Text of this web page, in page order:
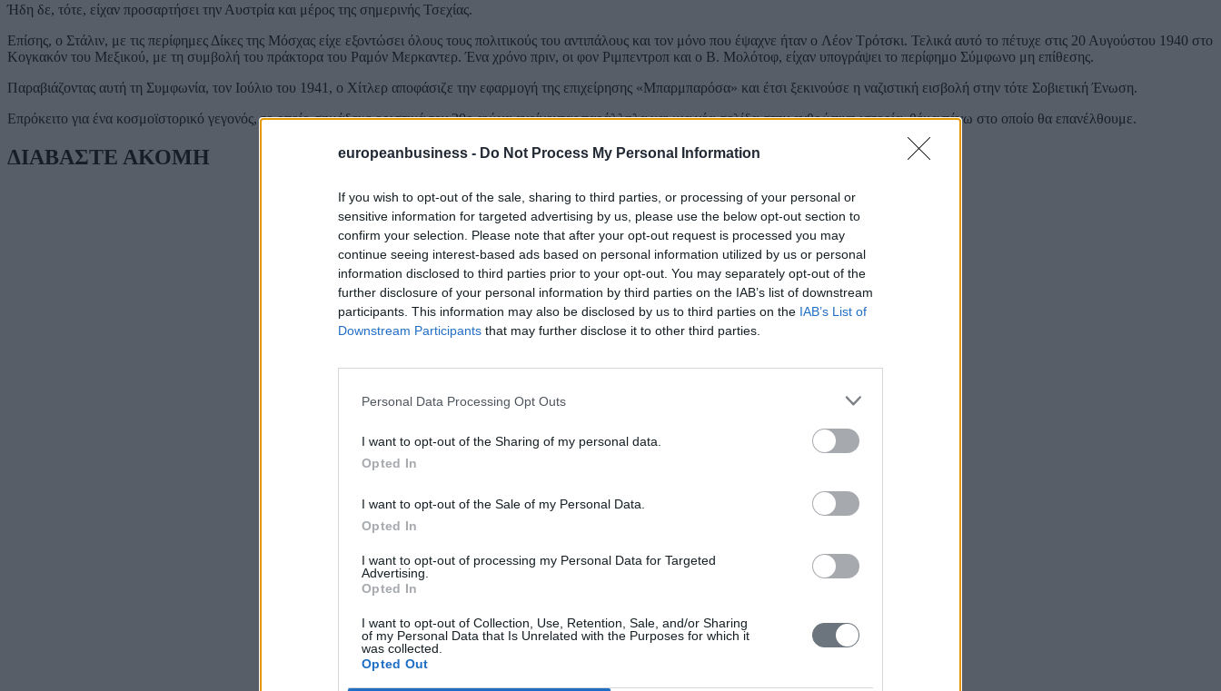
europeanbusiness - Do Not Process My Personal Information
If you wish to opt-out of the sale, sharing to third parties, or processing of your personal or
sensitive information for targeted advertising by us, please use the below opt-out section to
confirm your selection. Please note that after your opt-out request is processed you may
continue seeing interest-based ads based on personal information utilized by us or personal
information disclosed to third parties prior to your opt-out. You may separately opt-out of the
further disclosure of your personal information by third parties on the IAB’s list of downstream
participants. This information may also be disclosed by us to third parties on the IAB’s List of
Downstream Participants that may further disclose it to other third parties.
Personal Data Processing Opt Outs
I want to opt-out of the Sharing of my personal data.
Opted In
I want to opt-out of the Sale of my Personal Data.
Opted In
I want to opt-out of processing my Personal Data for Targeted
Advertising.
Opted In
I want to opt-out of Collection, Use, Retention, Sale, and/or Sharing
of my Personal Data that Is Unrelated with the Purposes for which it
was collected.
Opted Out
Ήδη δε, τότε, είχαν προσαρτήσει την Αυστρία και μέρος της σημερινής Τσεχίας.
Επίσης, ο Στάλιν, με τις περίφημες Δίκες της Μόσχας είχε εξοντώσει όλους τους πολιτικούς του αντιπάλους και τον μόνο που έψαχνε ήταν ο Λέον Τρότσκι. Τελικά αυτό το πέτυχε στις 20 Αυγούστου 1940 στο
Κογκακόν του Μεξικού, με τη συμβολή του πράκτορα του Ραμόν Μερκαντερ. Ένα χρόνο πριν, οι φον Ριμπεντροπ και ο Β. Μολότοφ, είχαν υπογράψει το περίφημο Σύμφωνο μη επίθεσης.
Παραβιάζοντας αυτή τη Συμφωνία, τον Ιούλιο του 1941, ο Χίτλερ αποφάσιζε την εφαρμογή της επιχείρησης «Μπαρμπαρόσα» και έτσι ξεκινούσε η ναζιστική εισβολή στην τότε Σοβιετική Ένωση.
Επρόκειτο για ένα κοσμοϊστορικό γεγονός, το οποίο σημάδευε οριστικά τον 20ο αιώνα ανοίγοντας παράλληλα και μια νέα σελίδα στην ανθρώπινη ιστορία, θέμα πάνω στο οποίο θα επανέλθουμε.
ΔΙΑΒΑΣΤΕ ΑΚΟΜΗ